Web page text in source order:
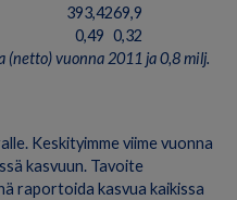
393,4269,9
0,49 0,32
(netto) vuonna 2011 ja 0,8 milj.
Keskityimme viime vuonna
kasvuun. Tavoite
raportoida kasvua kaikissa